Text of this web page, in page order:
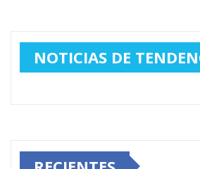
NOTICIAS DE